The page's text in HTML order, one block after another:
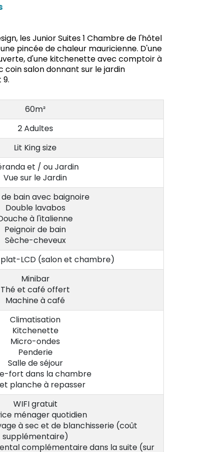
les Junior Suites 1 Chambre de l'hôtel
pincée de chaleur mauricienne. D'une
d'une kitchenette avec comptoir à
salon donnant sur le jardin
60m²
2 Adultes
Lit King size
et / ou Jardin
Vue sur le Jardin
de bain avec baignoire
Double lavabos
à l'italienne
Peignoir de bain
Sèche-cheveux
LCD (salon et chambre)
Minibar
Thé et café offert
Machine à café
Climatisation
Kitchenette
Micro-ondes
Penderie
Salle de séjour
fort dans la chambre
planche à repasser
WIFI gratuit
ménager quotidien
à sec et de blanchisserie (coût
supplémentaire)
complémentaire dans la suite (sur